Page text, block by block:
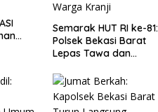
Semarak HUT RI ke-81:
Polsek Bekasi Barat
Lepas Tawa dan
Warga Kranji